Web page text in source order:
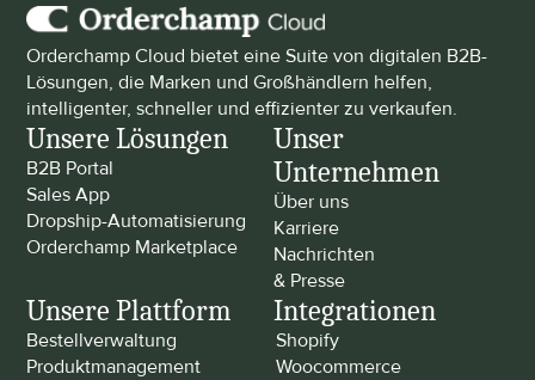
Orderchamp Cloud bietet eine Suite von digitalen B2B-
Lösungen, die Marken und Großhändlern helfen,
intelligenter, schneller und effizienter zu verkaufen.
Unsere Lösungen
B2B Portal
Sales App
Dropship-Automatisierung
Orderchamp Marketplace
Unser
Unternehmen
Über uns
Karriere
Nachrichten
& Presse
Unsere Plattform
Bestellverwaltung
Produktmanagement
Integrationen
Shopify
Woocommerce